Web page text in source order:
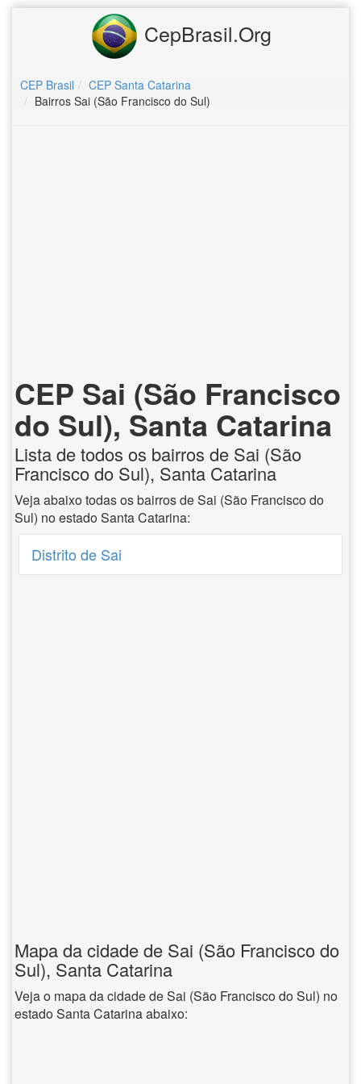
CepBrasil.Org
CEP Brasil
CEP Santa Catarina
Bairros Sai (São Francisco do Sul)
CEP Sai (São Francisco
do Sul), Santa Catarina
Lista de todos os bairros de Sai (São
Francisco do Sul), Santa Catarina
Veja abaixo todas os bairros de Sai (São Francisco do
Sul) no estado Santa Catarina:
Distrito de Sai
Mapa da cidade de Sai (São Francisco do
Sul), Santa Catarina
Veja o mapa da cidade de Sai (São Francisco do Sul) no
estado Santa Catarina abaixo: